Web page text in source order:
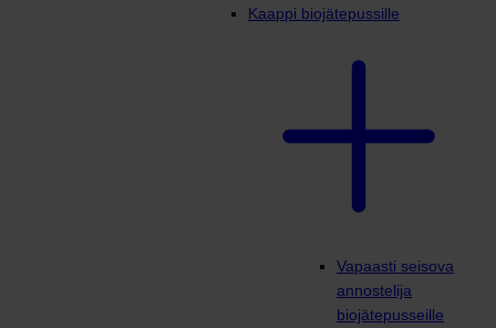
Kaappi biojätepussille
Vapaasti seisova
annostelija
biojätepusseille